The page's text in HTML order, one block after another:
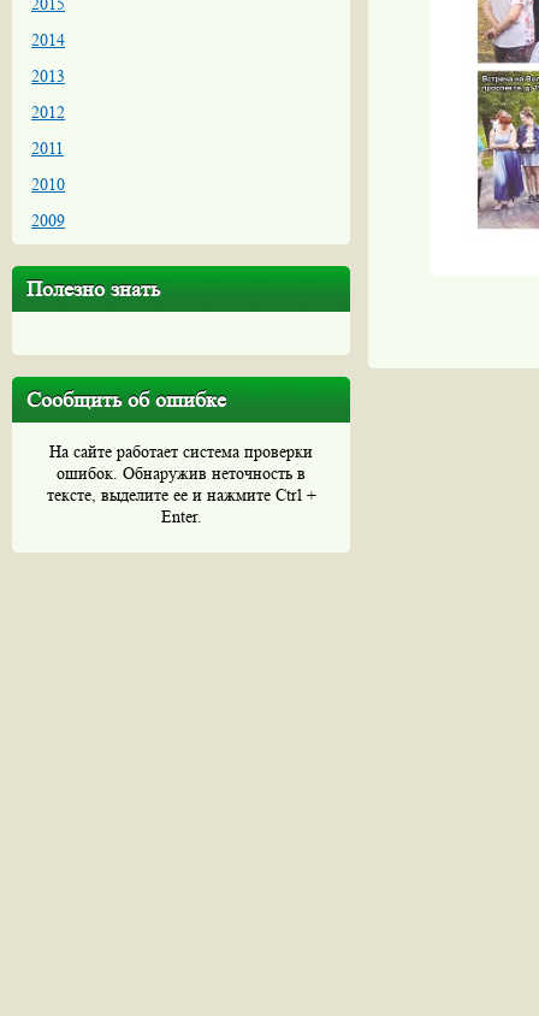
2014
2013
2012
2011
2010
2009
Полезно знать
Сообщить об ошибке
На сайте работает система проверки
ошибок. Обнаружив неточность в
тексте, выделите ее и нажмите Ctrl +
Enter.